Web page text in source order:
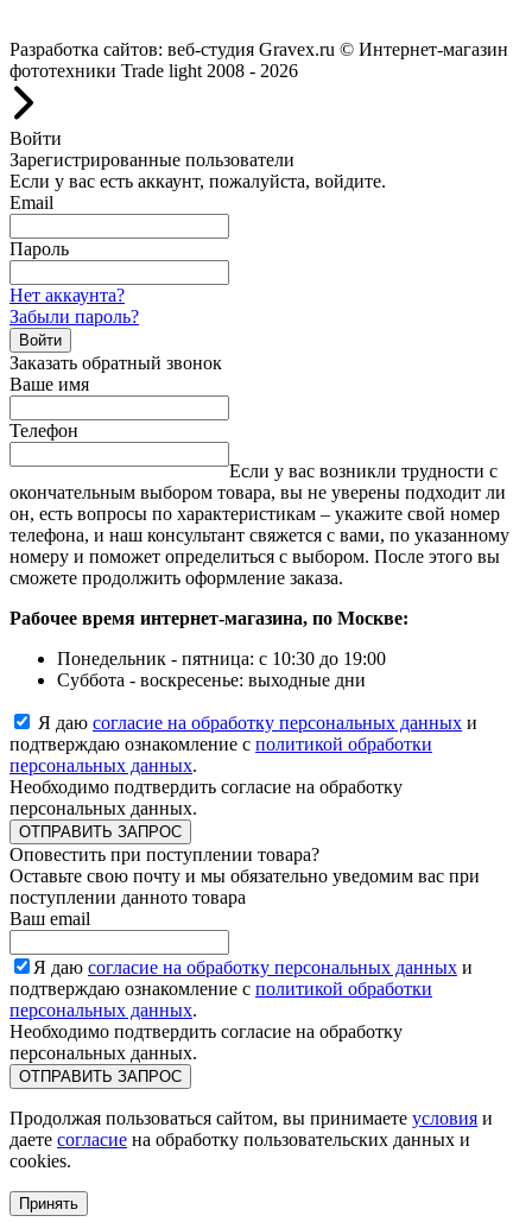
Разработка сайтов: веб-студия Gravex.ru © Интернет-магазин
фототехники Trade light 2008 - 2026
Войти
Зарегистрированные пользователи
Если у вас есть аккаунт, пожалуйста, войдите.
Email
Пароль
Нет аккаунта?
Забыли пароль?
Войти
Заказать обратный звонок
Ваше имя
Телефон
Если у вас возникли трудности с
окончательным выбором товара, вы не уверены подходит ли
он, есть вопросы по характеристикам – укажите свой номер
телефона, и наш консультант свяжется с вами, по указанному
номеру и поможет определиться с выбором. После этого вы
сможете продолжить оформление заказа.
Рабочее время интернет-магазина, по Москве:
Понедельник - пятница: с 10:30 до 19:00
Суббота - воскресенье: выходные дни
Я даю согласие на обработку персональных данных и
подтверждаю ознакомление с политикой обработки
персональных данных.
Необходимо подтвердить согласие на обработку
персональных данных.
ОТПРАВИТЬ ЗАПРОС
Оповестить при поступлении товара?
Оставьте свою почту и мы обязательно уведомим вас при
поступлении данното товара
Ваш email
Я даю согласие на обработку персональных данных и
подтверждаю ознакомление с политикой обработки
персональных данных.
Необходимо подтвердить согласие на обработку
персональных данных.
ОТПРАВИТЬ ЗАПРОС
Продолжая пользоваться сайтом, вы принимаете условия и
даете согласие на обработку пользовательских данных и
cookies.
Принять